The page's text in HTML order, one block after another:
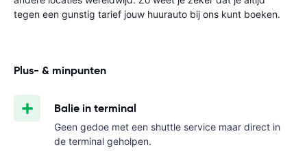
tegen een gunstig tarief jouw huurauto bij ons kunt boeken.
Plus- & minpunten
Balie in terminal
Geen gedoe met een shuttle service maar direct in
de terminal geholpen.